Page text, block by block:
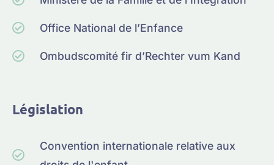
Office National de l’Enfance
Ombudscomité fir d’Rechter vum Kand
Législation
Convention internationale relative aux